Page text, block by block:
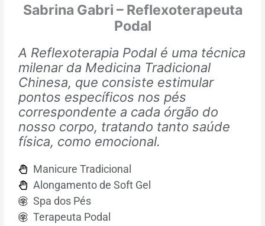
Sabrina Gabri – Reflexoterapeuta
Podal
A Reflexoterapia Podal é uma técnica
milenar da Medicina Tradicional
Chinesa, que consiste estimular
pontos específicos nos pés
correspondente a cada órgão do
nosso corpo, tratando tanto saúde
física, como emocional.
Manicure Tradicional
Alongamento de Soft Gel
Spa dos Pés
Terapeuta Podal